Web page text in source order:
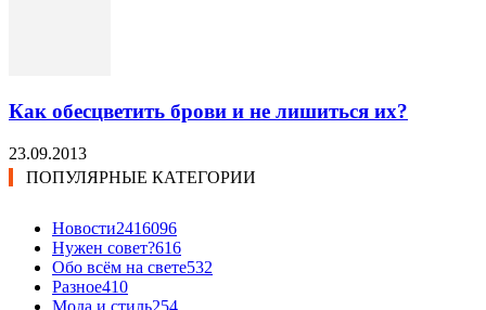
Как обесцветить брови и не лишиться их?
23.09.2013
ПОПУЛЯРНЫЕ КАТЕГОРИИ
Новости2416096
Нужен совет?616
Обо всём на свете532
Разное410
Мода и стиль254